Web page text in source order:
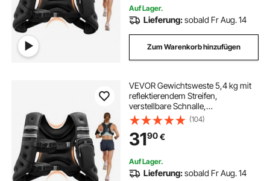
Auf Lager.
Lieferung:sobald Fr Aug. 14
Zum Warenkorb hinzufügen
VEVOR Gewichtsweste 5,4 kg mit
reflektierendem Streifen,
verstellbare Schnalle,
Körpergewichtsweste für Männer
und Frauen, Trainingsgerät für
Krafttraining Laufen Joggen Fitness
Gewichtsverlust
(104)
3190€
Auf Lager.
Lieferung:sobald Fr Aug. 14